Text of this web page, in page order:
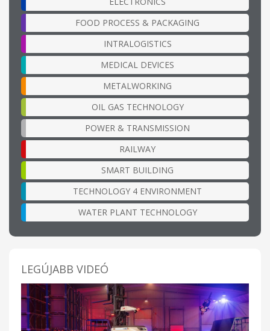
FOOD PROCESS & PACKAGING
INTRALOGISTICS
MEDICAL DEVICES
METALWORKING
OIL GAS TECHNOLOGY
POWER & TRANSMISSION
RAILWAY
SMART BUILDING
TECHNOLOGY 4 ENVIRONMENT
WATER PLANT TECHNOLOGY
LEGÚJABB VIDEÓ